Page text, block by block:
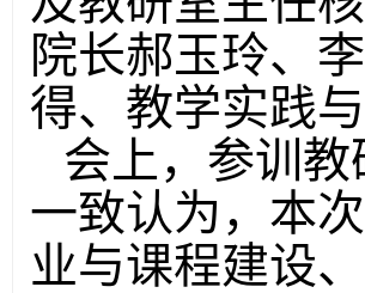
院长郝玉玲、
得、教学实践
会上，参训
一致认为，本
业与课程建设